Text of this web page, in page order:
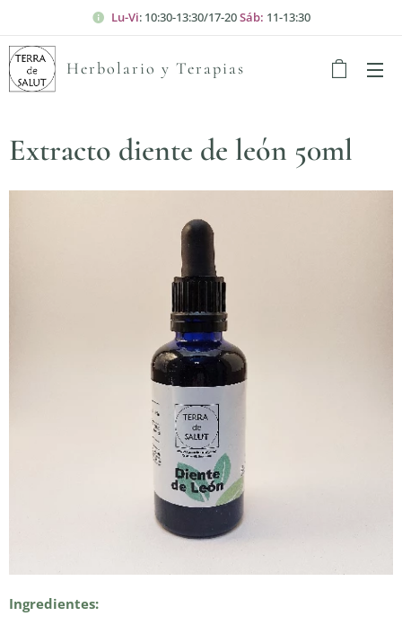
Lu-Vi: 10:30-13:30/17-20Sáb: 11-13:30
Herbolario y Terapias
Extracto diente de león 50ml
Ingredientes: